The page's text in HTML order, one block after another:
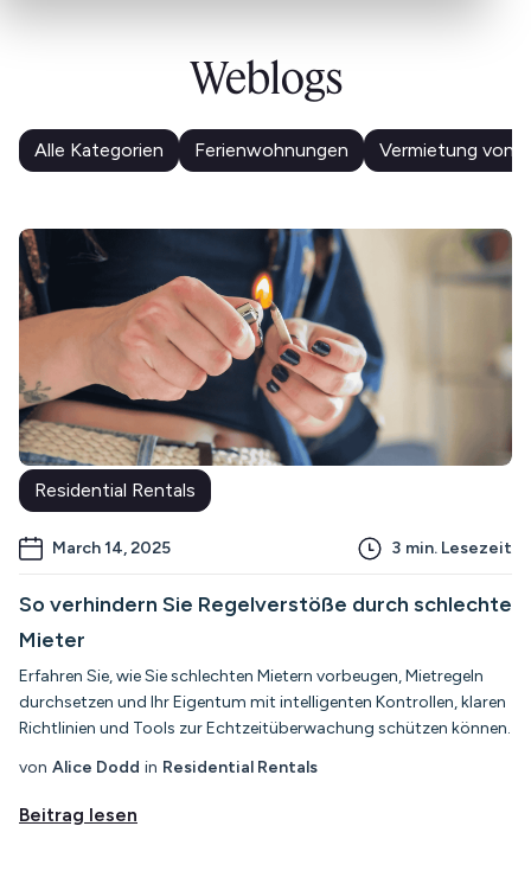
Weblogs
Alle Kategorien Ferienwohnungen Vermietung von
Residential Rentals
March 14, 2025 3 min. Lesezeit
So verhindern Sie Regelverstöße durch schlechte
Mieter
Erfahren Sie, wie Sie schlechten Mietern vorbeugen, Mietregeln
durchsetzen und Ihr Eigentum mit intelligenten Kontrollen, klaren
Richtlinien und Tools zur Echtzeitüberwachung schützen können.
von Alice Dodd in Residential Rentals
Beitrag lesen